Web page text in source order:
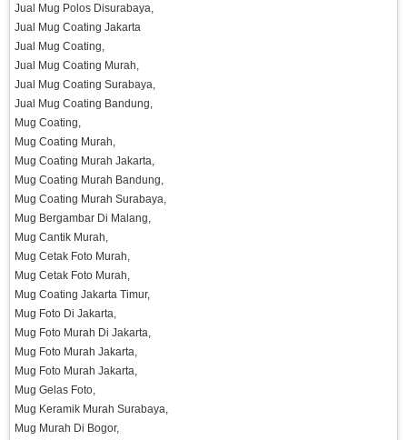
Jual Mug Polos Disurabaya,
Jual Mug Coating Jakarta
Jual Mug Coating,
Jual Mug Coating Murah,
Jual Mug Coating Surabaya,
Jual Mug Coating Bandung,
Mug Coating,
Mug Coating Murah,
Mug Coating Murah Jakarta,
Mug Coating Murah Bandung,
Mug Coating Murah Surabaya,
Mug Bergambar Di Malang,
Mug Cantik Murah,
Mug Cetak Foto Murah,
Mug Cetak Foto Murah,
Mug Coating Jakarta Timur,
Mug Foto Di Jakarta,
Mug Foto Murah Di Jakarta,
Mug Foto Murah Jakarta,
Mug Foto Murah Jakarta,
Mug Gelas Foto,
Mug Keramik Murah Surabaya,
Mug Murah Di Bogor,